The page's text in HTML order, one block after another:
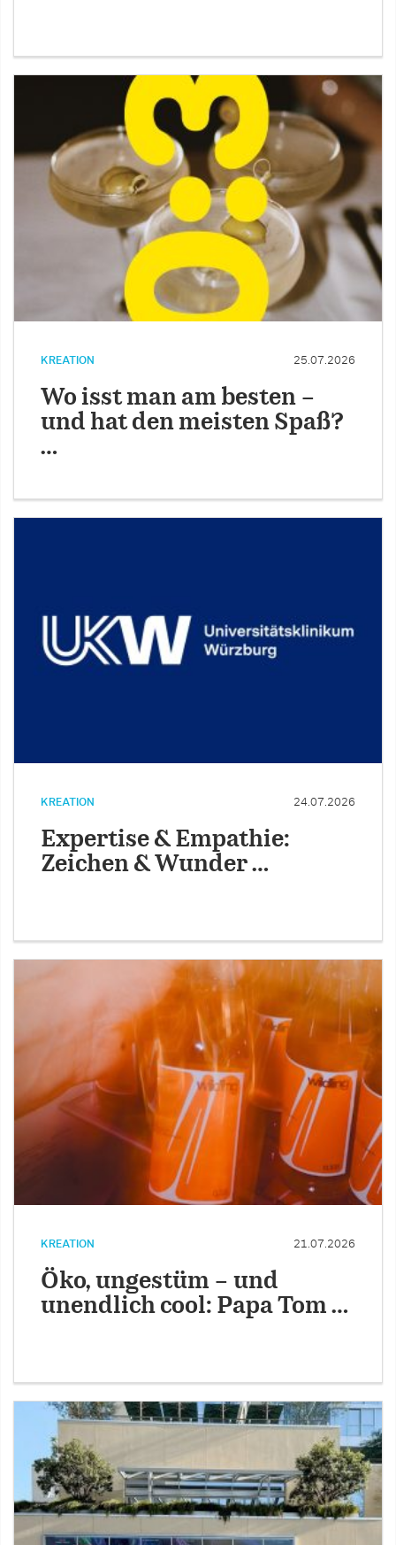
KREATION 25.07.2026
Wo isst man am besten –
und hat den meisten Spaß?
…
KREATION 24.07.2026
Expertise & Empathie:
Zeichen & Wunder …
KREATION 21.07.2026
Öko, ungestüm – und
unendlich cool: Papa Tom …